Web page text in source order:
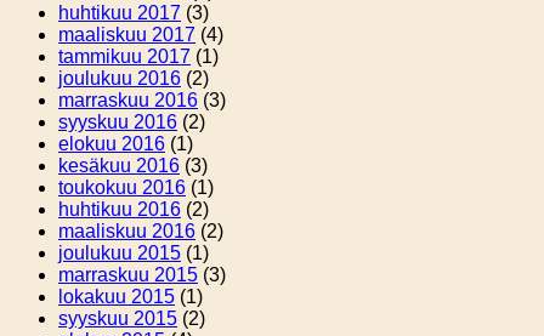
huhtikuu 2017 (3)
maaliskuu 2017 (4)
tammikuu 2017 (1)
joulukuu 2016 (2)
marraskuu 2016 (3)
syyskuu 2016 (2)
elokuu 2016 (1)
kesäkuu 2016 (3)
toukokuu 2016 (1)
huhtikuu 2016 (2)
maaliskuu 2016 (2)
joulukuu 2015 (1)
marraskuu 2015 (3)
lokakuu 2015 (1)
syyskuu 2015 (2)